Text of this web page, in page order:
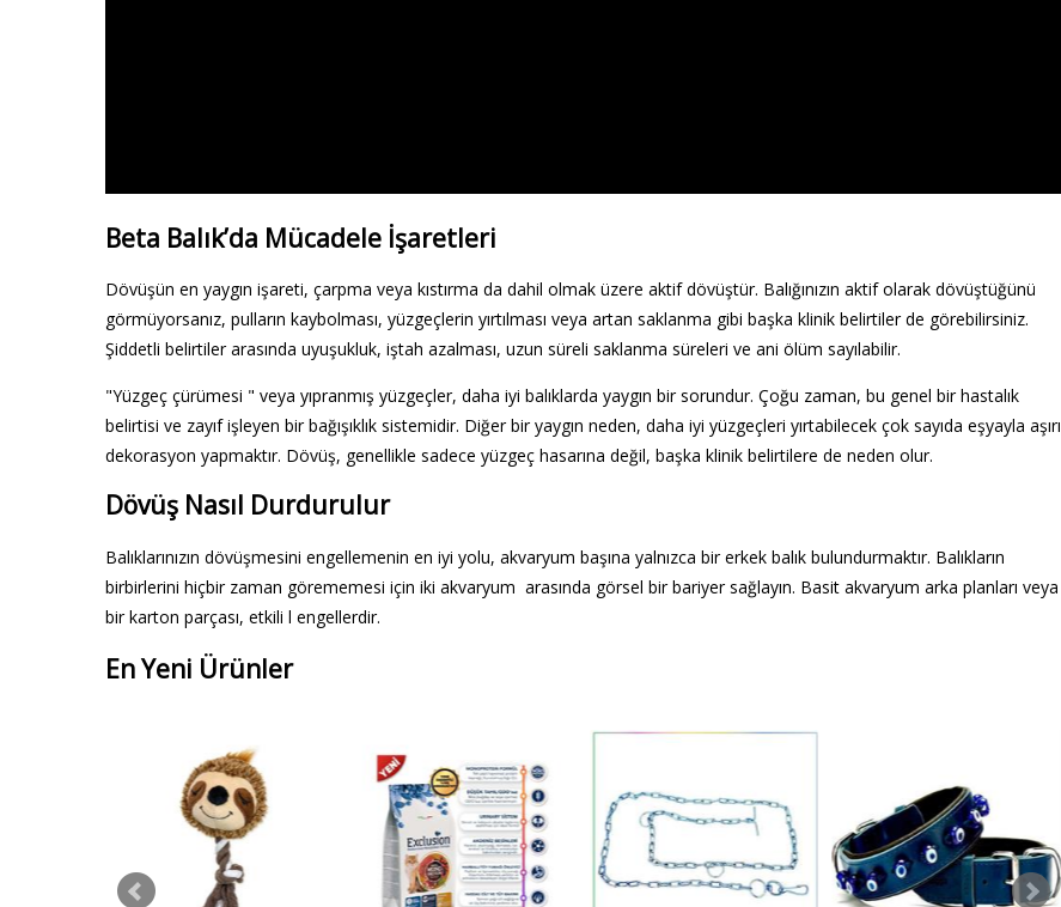
Beta Balık’da Mücadele İşaretleri
Dövüşün en yaygın işareti, çarpma veya kıstırma da dahil olmak üzere aktif dövüştür. Balığınızın aktif olarak dövüştüğünü
görmüyorsanız, pulların kaybolması, yüzgeçlerin yırtılması veya artan saklanma gibi başka klinik belirtiler de görebilirsiniz.
Şiddetli belirtiler arasında uyuşukluk, iştah azalması, uzun süreli saklanma süreleri ve ani ölüm sayılabilir.
"Yüzgeç çürümesi " veya yıpranmış yüzgeçler, daha iyi balıklarda yaygın bir sorundur. Çoğu zaman, bu genel bir hastalık
belirtisi ve zayıf işleyen bir bağışıklık sistemidir. Diğer bir yaygın neden, daha iyi yüzgeçleri yırtabilecek çok sayıda eşyayla aşırı
dekorasyon yapmaktır. Dövüş, genellikle sadece yüzgeç hasarına değil, başka klinik belirtilere de neden olur.
Dövüş Nasıl Durdurulur
Balıklarınızın dövüşmesini engellemenin en iyi yolu, akvaryum başına yalnızca bir erkek balık bulundurmaktır. Balıkların
birbirlerini hiçbir zaman görememesi için iki akvaryum arasında görsel bir bariyer sağlayın. Basit akvaryum arka planları veya
bir karton parçası, etkili l engellerdir.
En Yeni Ürünler